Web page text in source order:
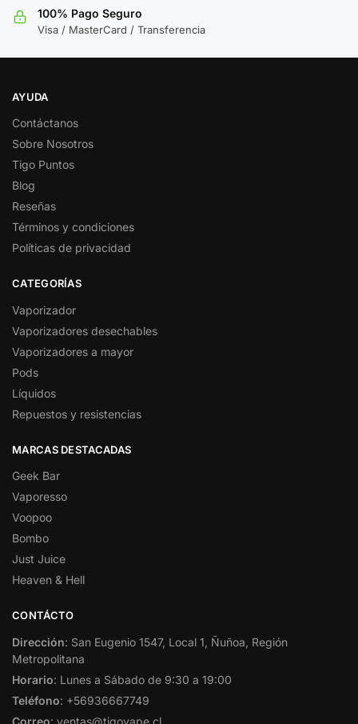
100% Pago Seguro
Visa / MasterCard / Transferencia
AYUDA
Contáctanos
Sobre Nosotros
Tigo Puntos
Blog
Reseñas
Términos y condiciones
Políticas de privacidad
CATEGORÍAS
Vaporizador
Vaporizadores desechables
Vaporizadores a mayor
Pods
Líquidos
Repuestos y resistencias
MARCAS DESTACADAS
Geek Bar
Vaporesso
Voopoo
Bombo
Just Juice
Heaven & Hell
CONTÁCTO
Dirección: San Eugenio 1547, Local 1, Ñuñoa, Región
Metropolitana
Horario: Lunes a Sábado de 9:30 a 19:00
Teléfono: +56936667749
Correo: ventas@tigovape.cl